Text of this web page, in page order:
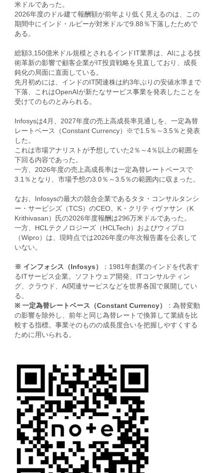
米ドルであった。
2026年度のドル建て報酬額が前年より低く見えるのは、この
期間中にインド・ルピーが対米ドルで9.88％下落したためで
ある。
総額3,150億米ドル規模とされるインドIT業界は、AIによる技
術革新の影響で顧客企業がIT投資戦略を見直しており、成長
鈍化の局面に直面している。
先月初めには、インドのIT関連株は約3年ぶりの安値水準まで
下落、これはOpenAIが新たなサービス事業を発表したことを
受けてのものとみられる。
Infosysは4月、2027年度の売上高成長率見通しを、一定為替
レートベース（Constant Currency）※で1.5％～3.5％と発表
した。
これは市場アナリストが予想していた2％～4％以上の範囲を
下回る内容であった。
一方、2026年度の売上高成長率は一定為替レートベースで
3.1％となり、市場予想の3.0％～3.5％の範囲内に収まった。
なお、Infosysの最大の競合企業であるタタ・コンサルタンシ
ー・サービシズ（TCS）のCEO、K・クリティヴァサン（K
Krithivasan）氏の2026年度報酬は296万米ドルであった。
一方、HCLテクノロジーズ（HCLTech）およびウィプロ
（Wipro）は、現時点では2026年度の年次報告書を公表して
いない。
※ インフォシス（Infosys）
：1981年創業のインドを代表す
るITサービス企業。ソフトウェア開発、ITコンサルティン
グ、クラウド、AI関連サービスなどを世界各国で展開してい
る。
※ 一定為替レートベース（Constant Currency）
：為替変動
の影響を除外し、前年と同じ為替レートで換算して業績を比
較する指標。事業そのものの成長度合いを把握しやすくする
ために用いられる。